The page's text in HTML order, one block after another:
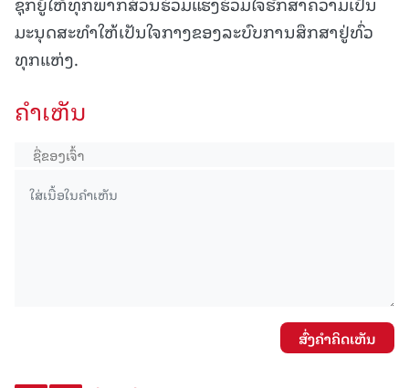
ມະນຸດສະທຳໃຫ້ເປັນໃຈກາງຂອງລະບົບການສຶກສາຢູ່ທົ່ວ
ທຸກແຫ່ງ.
ຄໍາເຫັນ
ສົ່ງຄໍາຄິດເຫັນ